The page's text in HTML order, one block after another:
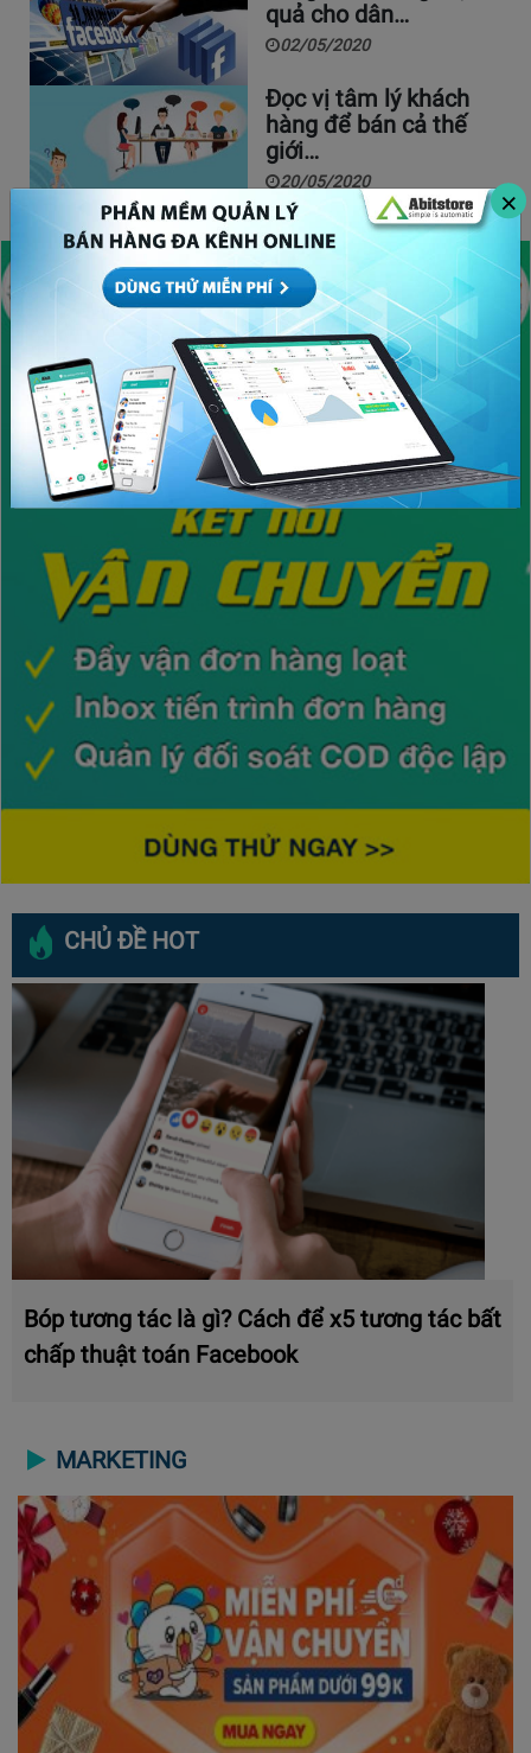
×
quả cho dân…
02/05/2020
Đọc vị tâm lý khách
hàng để bán cả thế
giới…
20/05/2020
CHỦ ĐỀ HOT
Bóp tương tác là gì? Cách để x5 tương tác bất
chấp thuật toán Facebook
MARKETING